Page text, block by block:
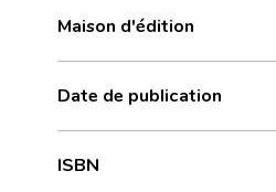
Maison d'édition
Date de publication
ISBN